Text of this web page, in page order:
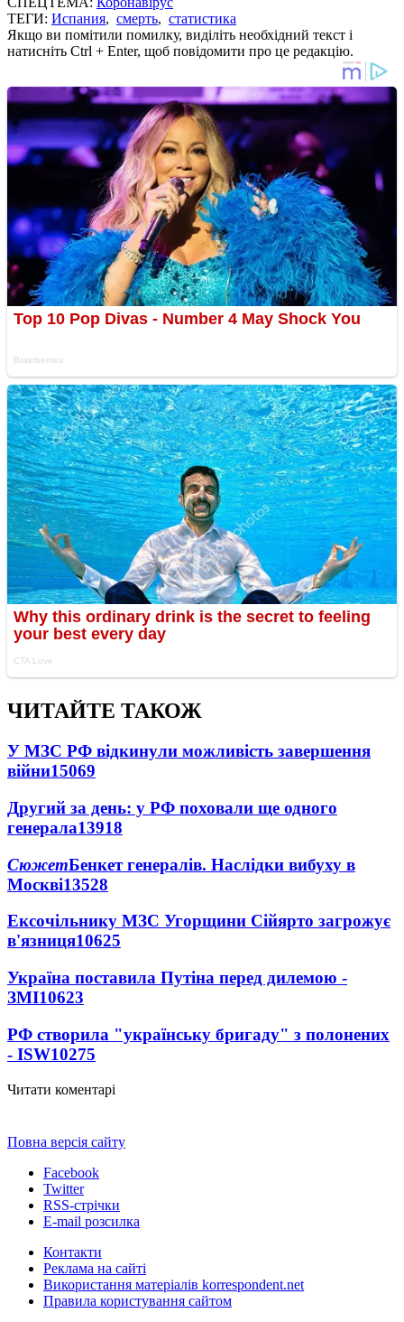
ТЕГИ: Испания, смерть, статистика
Якщо ви помітили помилку, виділіть необхідний текст і
натисніть Ctrl + Enter, щоб повідомити про це редакцію.
ЧИТАЙТЕ ТАКОЖ
У МЗС РФ відкинули можливість завершення
війни15069
Другий за день: у РФ поховали ще одного
генерала13918
СюжетБенкет генералів. Наслідки вибуху в
Москві13528
Ексочільнику МЗС Угорщини Сійярто загрожує
в'язниця10625
Україна поставила Путіна перед дилемою -
ЗМІ10623
РФ створила "українську бригаду" з полонених
- ISW10275
Читати коментарі
Повна версія сайту
Facebook
Twitter
RSS-стрічки
E-mail розсилка
Контакти
Реклама на сайті
Використання матеріалів korrespondent.net
Правила користування сайтом